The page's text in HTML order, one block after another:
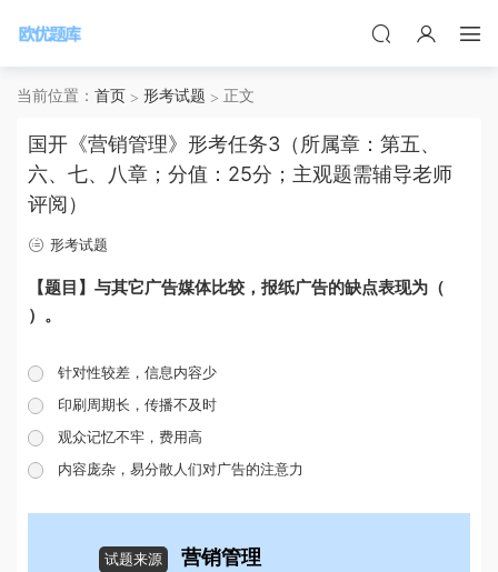
当前位置： 首页 形考试题 正文
国开《营销管理》形考任务3（所属章：第五、
六、七、八章；分值：25分；主观题需辅导老师
评阅）
形考试题
【题目】与其它广告媒体比较，报纸广告的缺点表现为（
）。
针对性较差，信息内容少
印刷周期长，传播不及时
观众记忆不牢，费用高
内容庞杂，易分散人们对广告的注意力
试题来源 营销管理